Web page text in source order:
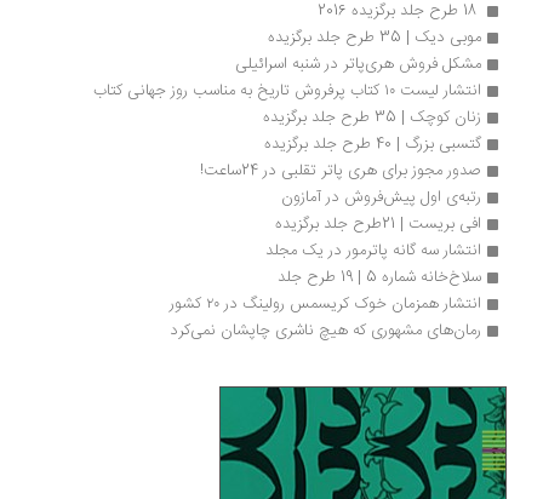
موبی دیک | 35 طرح جلد برگزیده
مشکل فروش هری‌پاتر در شنبه اسرائیلی
انتشار لیست ۱۰ کتاب پرفروش تاریخ به مناسب روز جهانی کتاب
زنان کوچک | 35 طرح جلد برگزیده
گتسبی بزرگ | 40 طرح جلد برگزیده
صدور مجوز برای هری پاتر تقلبی در 24ساعت!
رتبه‌ی اول پیش‌فروش در آمازون
افی بریست | 21طرح جلد برگزیده
انتشار سه گانه پاترمور در یک مجلد
سلاخ‌­خانه شماره 5 | 19 طرح جلد
انتشار همزمان خوک کریسمس رولینگ در ۲۰ کشور
رمان‌های مشهوری که هیچ ناشری چاپشان نمی‌کرد